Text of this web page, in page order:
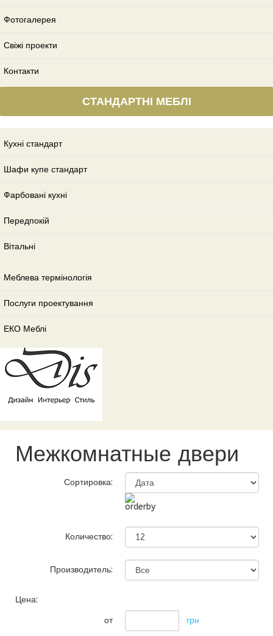
Фотогалерея
Свіжі проекти
Контакти
СТАНДАРТНІ МЕБЛІ
Кухні стандарт
Шафи купе стандарт
Фарбовані кухні
Передпокій
Вітальні
Меблева термінологія
Послуги проектування
ЕКО Меблі
Межкомнатные двери
Сортировка:
Количество:
Производитель:
Цена:
от
грн